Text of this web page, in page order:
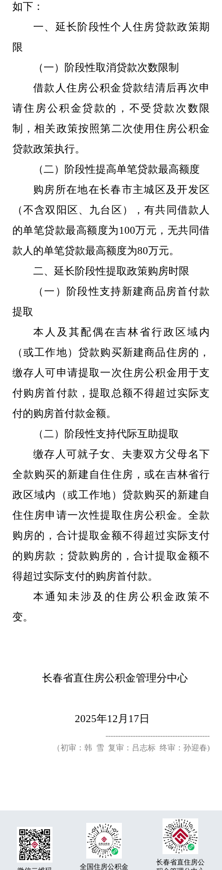
如下：
一、延长阶段性个人住房贷款政策期
限
（一）阶段性取消贷款次数限制
借款人住房公积金贷款结清后再次申
请住房公积金贷款的，不受贷款次数限
制，相关政策按照第二次使用住房公积金
贷款政策执行。
（二）阶段性提高单笔贷款最高额度
购房所在地在长春市主城区及开发区
（不含双阳区、九台区），有共同借款人
的单笔贷款最高额度为100万元，无共同借
款人的单笔贷款最高额度为80万元。
二、延长阶段性提取政策购房时限
（一）阶段性支持新建商品房首付款
提取
本人及其配偶在吉林省行政区域内
（或工作地）贷款购买新建商品住房的，
缴存人可申请提取一次住房公积金用于支
付购房首付款，提取总额不得超过实际支
付的购房首付款金额。
（二）阶段性支持代际互助提取
缴存人可就子女、夫妻双方父母名下
全款购买的新建自住住房，或在吉林省行
政区域内（或工作地）贷款购买的新建自
住住房申请一次性提取住房公积金。全款
购房的，合计提取金额不得超过实际支付
的购房款；贷款购房的，合计提取金额不
得超过实际支付的购房首付款。
本通知未涉及的住房公积金政策不
变。
长春省直住房公积金管理分中心
2025年12月 17 日
------------------------------------------
（初审：韩 雪 复审：吕志标 终审：孙迎春)
全国住房公积金
长春省直住房公